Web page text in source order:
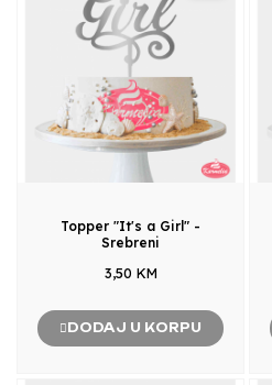
Topper "It's a Girl" -
Srebreni
3,50 KM
DODAJ U KORPU